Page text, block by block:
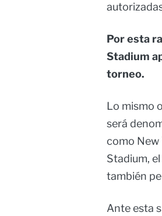
Por esta
Stadium
torneo.
Lo mismo
será
como New
Stadium,
también
Ante esta